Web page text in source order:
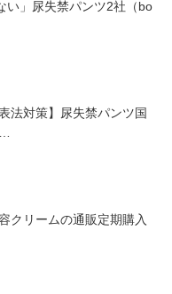
い」尿失禁パンツ2社（bo
法対策】尿失禁パンツ国
クリームの通販定期購入